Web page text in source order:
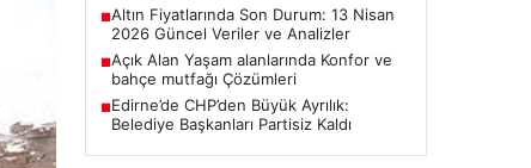
■Altın Fiyatlarında Son Durum: 13 Nisan
2026 Güncel Veriler ve Analizler
■Açık Alan Yaşam alanlarında Konfor ve
bahçe mutfağı Çözümleri
■Edirne’de CHP’den Büyük Ayrılık:
Belediye Başkanları Partisiz Kaldı